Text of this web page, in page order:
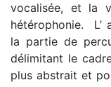
vocalisée, et la
hétérophonie. L’
la partie de
délimitant le
plus abstrait et